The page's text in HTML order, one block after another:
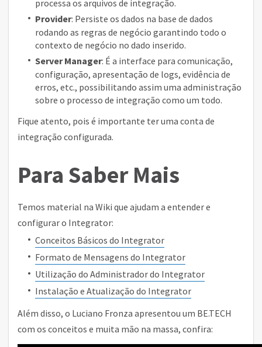
processa os arquivos de integração.
Provider: Persiste os dados na base de dados
rodando as regras de negócio garantindo todo o
contexto de negócio no dado inserido.
Server Manager: É a interface para comunicação,
configuração, apresentação de logs, evidência de
erros, etc., possibilitando assim uma administração
sobre o processo de integração como um todo.
Fique atento, pois é importante ter uma conta de
integração configurada.
Para Saber Mais
Temos material na Wiki que ajudam a entender e
configurar o Integrator:
Conceitos Básicos do Integrator
Formato de Mensagens do Integrator
Utilização do Administrador do Integrator
Instalação e Atualização do Integrator
Além disso, o Luciano Fronza apresentou um BE.TECH
com os conceitos e muita mão na massa, confira: